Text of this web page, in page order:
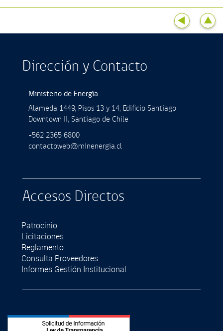
Dirección y Contacto
Ministerio de Energía
Alameda 1449, Pisos 13 y 14, Ediﬁcio Santiago
Downtown II, Santiago de Chile
+562 2365 6800
contactoweb@minenergia.cl
Accesos Directos
Patrocinio
Licitaciones
Reglamento
Consulta Proveedores
Informes Gestión Institucional